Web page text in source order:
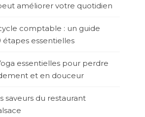
améliorer votre quotidien
comptable : un guide
essentielles
essentielles pour perdre
et en douceur
saveurs du restaurant